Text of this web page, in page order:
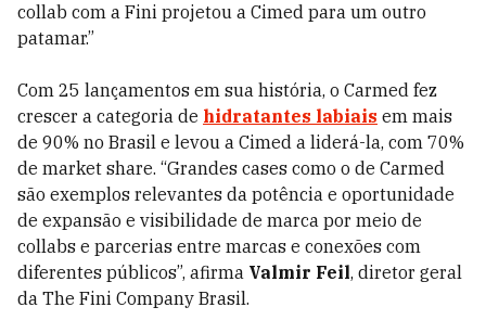
collab com a Fini projetou a Cimed para um outro
patamar.”
Com 25 lançamentos em sua história, o Carmed fez
crescer a categoria de hidratantes labiais em mais
de 90% no Brasil e levou a Cimed a liderá-la, com 70%
de market share. “Grandes cases como o de Carmed
são exemplos relevantes da potência e oportunidade
de expansão e visibilidade de marca por meio de
collabs e parcerias entre marcas e conexões com
diferentes públicos”, afirma Valmir Feil, diretor geral
da The Fini Company Brasil.